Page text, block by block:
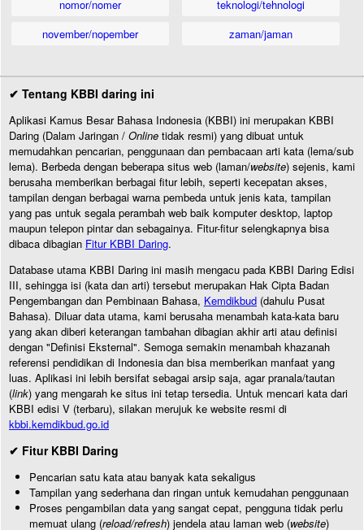
nomor/nomer
november/nopember
teknologi/tehnologi
zaman/jaman
✔ Tentang KBBI daring ini
Aplikasi Kamus Besar Bahasa Indonesia (KBBI) ini merupakan KBBI
Daring (Dalam Jaringan / Online tidak resmi) yang dibuat untuk
memudahkan pencarian, penggunaan dan pembacaan arti kata (lema/sub
lema). Berbeda dengan beberapa situs web (laman/website) sejenis, kami
berusaha memberikan berbagai fitur lebih, seperti kecepatan akses,
tampilan dengan berbagai warna pembeda untuk jenis kata, tampilan
yang pas untuk segala perambah web baik komputer desktop, laptop
maupun telepon pintar dan sebagainya. Fitur-fitur selengkapnya bisa
dibaca dibagian Fitur KBBI Daring.
Database utama KBBI Daring ini masih mengacu pada KBBI Daring Edisi
III, sehingga isi (kata dan arti) tersebut merupakan Hak Cipta Badan
Pengembangan dan Pembinaan Bahasa, Kemdikbud (dahulu Pusat
Bahasa). Diluar data utama, kami berusaha menambah kata-kata baru
yang akan diberi keterangan tambahan dibagian akhir arti atau definisi
dengan "Definisi Eksternal". Semoga semakin menambah khazanah
referensi pendidikan di Indonesia dan bisa memberikan manfaat yang
luas. Aplikasi ini lebih bersifat sebagai arsip saja, agar pranala/tautan
(link) yang mengarah ke situs ini tetap tersedia. Untuk mencari kata dari
KBBI edisi V (terbaru), silakan merujuk ke website resmi di
kbbi.kemdikbud.go.id
✔ Fitur KBBI Daring
Pencarian satu kata atau banyak kata sekaligus
Tampilan yang sederhana dan ringan untuk kemudahan penggunaan
Proses pengambilan data yang sangat cepat, pengguna tidak perlu
memuat ulang (reload/refresh) jendela atau laman web (website)